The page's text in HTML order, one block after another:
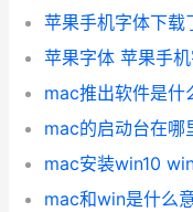
苹果手机字体下载
苹果字体 苹果手
mac推出软件是什
mac的启动台在哪
mac安装win10
mac和win是什么